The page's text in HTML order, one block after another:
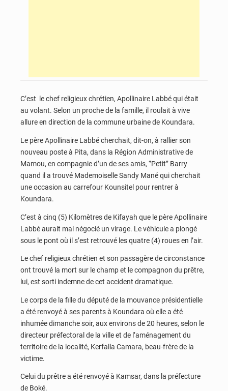
C’est le chef religieux chrétien, Apollinaire Labbé qui était
au volant. Selon un proche de la famille, il roulait à vive
allure en direction de la commune urbaine de Koundara.
Le père Apollinaire Labbé cherchait, dit-on, à rallier son
nouveau poste à Pita, dans la Région Administrative de
Mamou, en compagnie d’un de ses amis, ‘’Petit’’ Barry
quand il a trouvé Mademoiselle Sandy Mané qui cherchait
une occasion au carrefour Kounsitel pour rentrer à
Koundara.
C’est à cinq (5) Kilomètres de Kifayah que le père Apollinaire
Labbé aurait mal négocié un virage. Le véhicule a plongé
sous le pont où il s’est retrouvé les quatre (4) roues en l’air.
Le chef religieux chrétien et son passagère de circonstance
ont trouvé la mort sur le champ et le compagnon du prêtre,
lui, est sorti indemne de cet accident dramatique.
Le corps de la fille du député de la mouvance présidentielle
a été renvoyé à ses parents à Koundara où elle a été
inhumée dimanche soir, aux environs de 20 heures, selon le
directeur préfectoral de la ville et de l’aménagement du
territoire de la localité, Kerfalla Camara, beau-frère de la
victime.
Celui du prêtre a été renvoyé à Kamsar, dans la préfecture
de Boké.